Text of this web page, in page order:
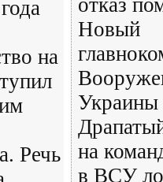
на
Речь
отказ
Новый
на
в ВСУ